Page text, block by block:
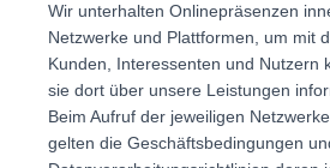
Wir unterhalten Onlinepräsenzen
Netzwerke und Plattformen, um mit
Kunden, Interessenten und Nutzern
sie dort über unsere Leistungen
Beim Aufruf der jeweiligen
gelten die Geschäftsbedingungen